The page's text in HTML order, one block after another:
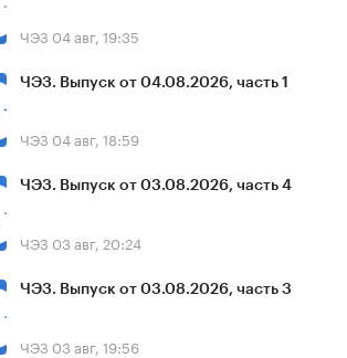
ЧЭЗ 04 авг, 19:35
ЧЭЗ. Выпуск от 04.08.2026, часть 1
ЧЭЗ 04 авг, 18:59
ЧЭЗ. Выпуск от 03.08.2026, часть 4
ЧЭЗ 03 авг, 20:24
ЧЭЗ. Выпуск от 03.08.2026, часть 3
ЧЭЗ 03 авг, 19:56